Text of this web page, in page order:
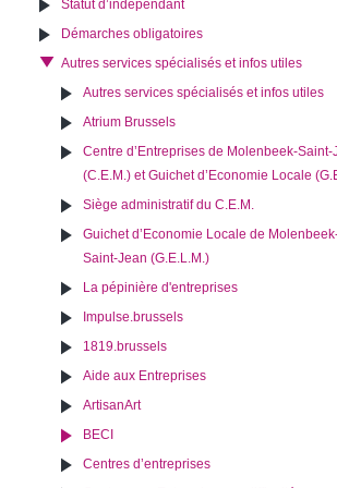
Statut d’indépendant
Démarches obligatoires
Autres services spécialisés et infos utiles
Autres services spécialisés et infos utiles
Atrium Brussels
Centre d’Entreprises de Molenbeek-Saint-
(C.E.M.) et Guichet d’Economie Locale
Siège administratif du C.E.M.
Guichet d’Economie Locale de
Saint-Jean (G.E.L.M.)
La pépinière d'entreprises
Impulse.brussels
1819.brussels
Aide aux Entreprises
ArtisanArt
BECI
Centres d’entreprises